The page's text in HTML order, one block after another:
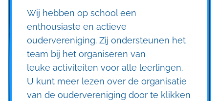
Wij hebben op school een
enthousiaste en actieve
oudervereniging. Zij ondersteunen het
team bij het organiseren van
leuke activiteiten voor alle leerlingen.
U kunt meer lezen over de organisatie
van de oudervereniging door te klikken